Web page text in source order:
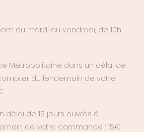
du mardi au vendredi, de 10h
Métropolitaine dans un délai de
du lendemain de votre
délai de 15 jours ouvrés à
de votre commande : 15€